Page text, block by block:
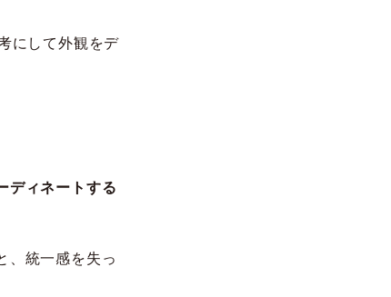
にして外観をデ
ディネートする
、統一感を失っ